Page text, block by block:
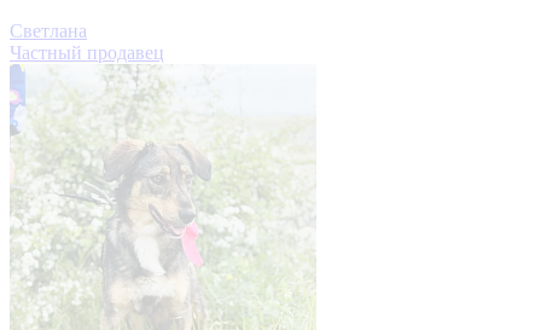
Светлана
Частный продавец